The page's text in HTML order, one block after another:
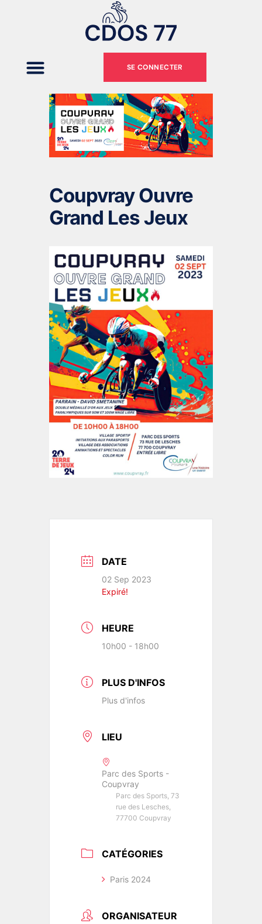
SE CONNECTER
Coupvray Ouvre
Grand Les Jeux
DATE
02 Sep 2023
Expiré!
HEURE
10h00 - 18h00
PLUS D'INFOS
Plus d'infos
LIEU
Parc des Sports -
Coupvray
Parc des Sports, 73
rue des Lesches,
77700 Coupvray
CATÉGORIES
Paris 2024
ORGANISATEUR